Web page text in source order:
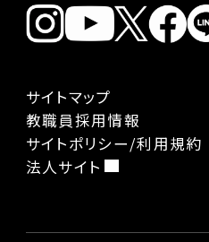
サイトマップ
教職員採用情報
サイトポリシー/利用規約
法人サイト